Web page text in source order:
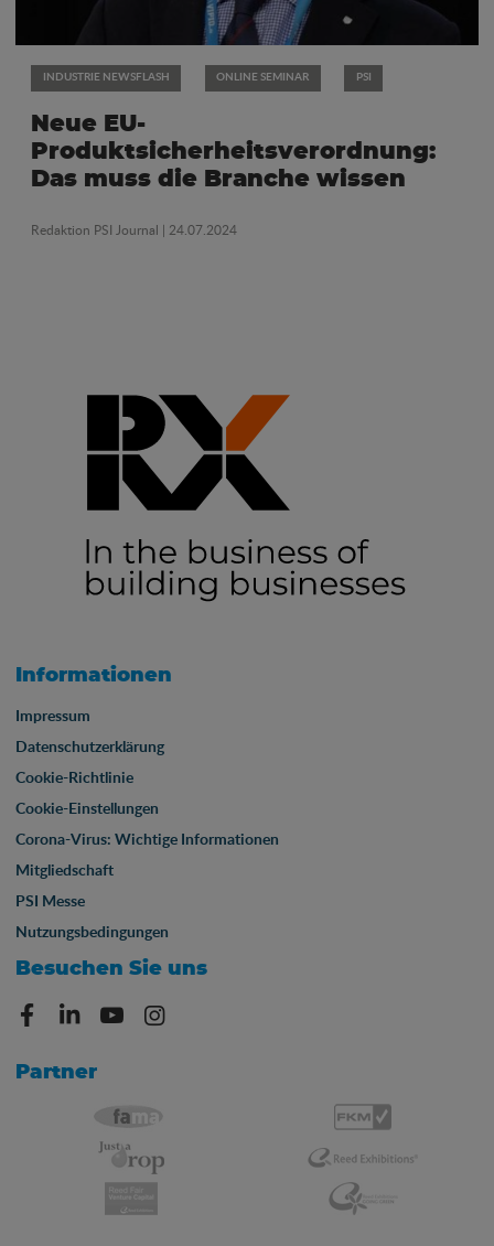
INDUSTRIE NEWSFLASH ONLINE SEMINAR PSI
Neue EU-
Produktsicherheitsverordnung:
Das muss die Branche wissen
Redaktion PSI Journal | 24.07.2024
Informationen
Impressum
Datenschutzerklärung
Cookie-Richtlinie
Cookie-Einstellungen
Corona-Virus: Wichtige Informationen
Mitgliedschaft
PSI Messe
Nutzungsbedingungen
Besuchen Sie uns
Partner